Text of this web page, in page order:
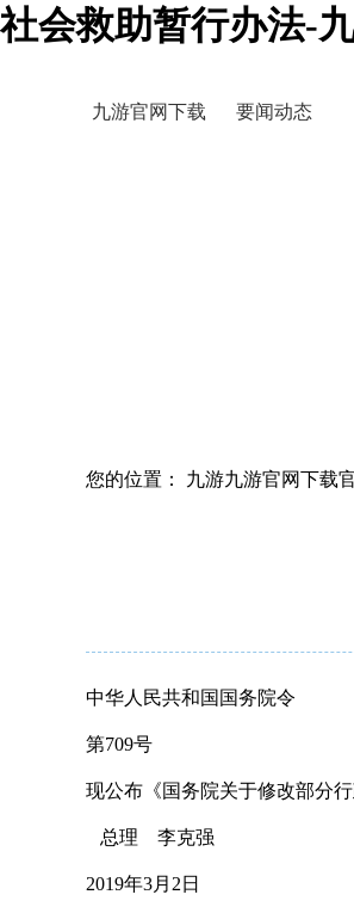
社会救助暂行办法-
九游官网下载 要闻动态
您的位置： 九游九游官网下载
中华人民共和国国务院令
第709号
现公布《国务院关于修改部分
总理 李克强
2019年3月2日